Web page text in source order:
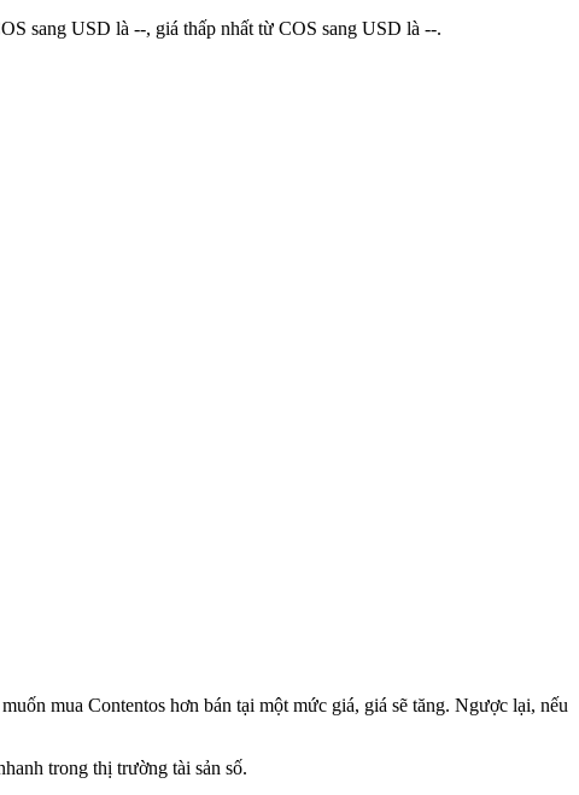
sang USD là --, giá thấp nhất từ COS sang USD là --.
mua Contentos hơn bán tại một mức giá, giá sẽ tăng. Ngược lại, nếu
trong thị trường tài sản số.